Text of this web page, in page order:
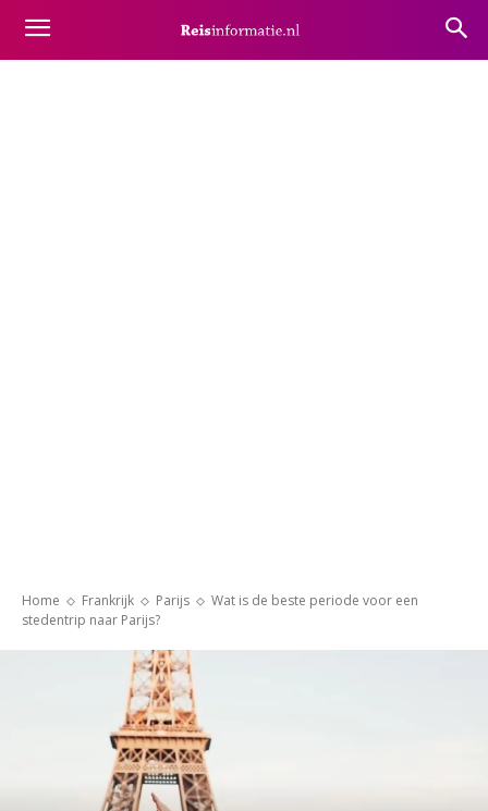
Home Frankrijk Parijs
Wat is de beste periode voor een
stedentrip naar Parijs?